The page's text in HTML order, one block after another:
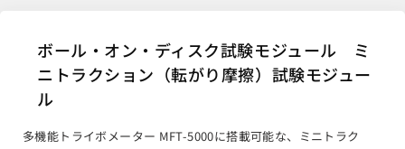
ボール・オン・ディスク試験モジュール ミ
ニトラクション（転がり摩擦）試験モジュー
ル
多機能トライボメーター MFT-5000に搭載可能な、ミニトラク